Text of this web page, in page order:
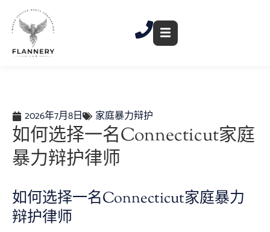
2026年7月8日 家庭暴力辩护
如何选择一名Connecticut家庭
暴力辩护律师
如何选择一名Connecticut家庭暴力
辩护律师